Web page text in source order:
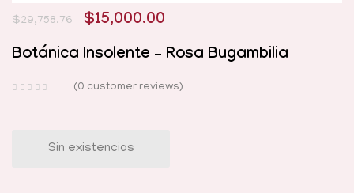
$29,758.76 $15,000.00
Botánica Insolente – Rosa Bugambilia
0 customer reviews
Sin existencias